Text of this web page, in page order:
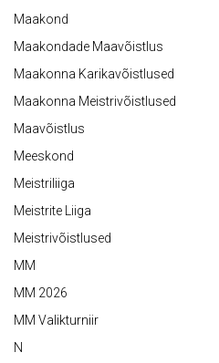
Maakond
Maakondade Maavõistlus
Maakonna Karikavõistlused
Maakonna Meistrivõistlused
Maavõistlus
Meeskond
Meistriliiga
Meistrite Liiga
Meistrivõistlused
MM
MM 2026
MM Valikturniir
N